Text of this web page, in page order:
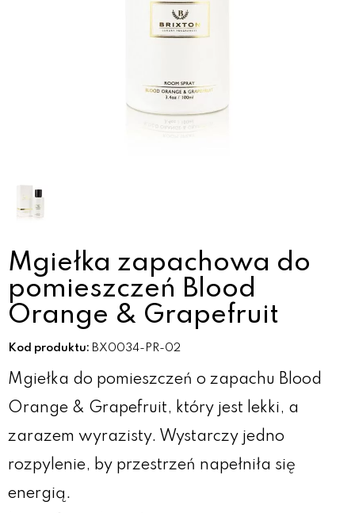
Mgiełka zapachowa do
pomieszczeń Blood
Orange & Grapefruit
Kod produktu: BX0034-PR-02
Mgiełka do pomieszczeń o zapachu Blood
Orange & Grapefruit, który jest lekki, a
zarazem wyrazisty. Wystarczy jedno
rozpylenie, by przestrzeń napełniła się
energią.